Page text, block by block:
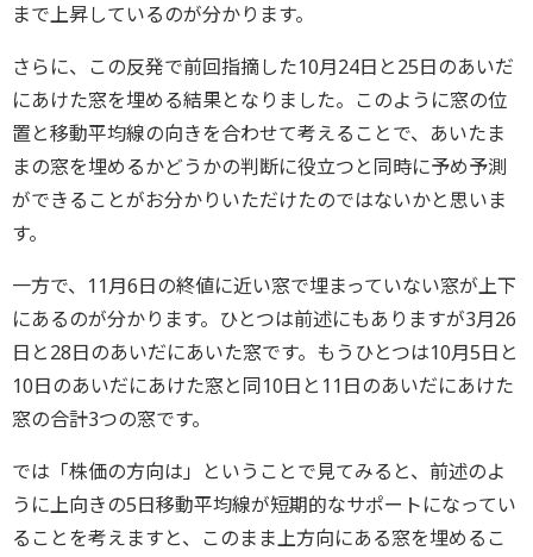
まで上昇しているのが分かります。
さらに、この反発で前回指摘した10月24日と25日のあいだ
にあけた窓を埋める結果となりました。このように窓の位
置と移動平均線の向きを合わせて考えることで、あいたま
まの窓を埋めるかどうかの判断に役立つと同時に予め予測
ができることがお分かりいただけたのではないかと思いま
す。
一方で、11月6日の終値に近い窓で埋まっていない窓が上下
にあるのが分かります。ひとつは前述にもありますが3月26
日と28日のあいだにあいた窓です。もうひとつは10月5日と
10日のあいだにあけた窓と同10日と11日のあいだにあけた
窓の合計3つの窓です。
では「株価の方向は」ということで見てみると、前述のよ
うに上向きの5日移動平均線が短期的なサポートになってい
ることを考えますと、このまま上方向にある窓を埋めるこ